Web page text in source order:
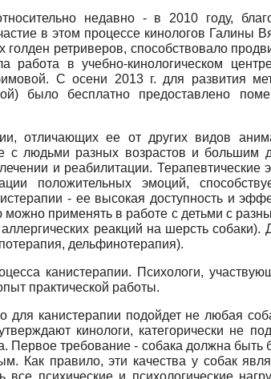
недавно - в 2010 году,
в этом процессе кинологов
ретриверов, способствовало
работа в учебно-кинологическом
С осени 2013 г. для развития
было бесплатно предоставлено
отличающих ее от других видов
с людьми разных возрастов и большим
и реабилитации.
положительных эмоций,
- ее высокая доступность и
применять в работе с детьми с
реакций на шерсть собаки).
дельфинотерапия).
канистерапии. Психологи,
практической работы.
канистерапии подойдет не любая
кинологи, категорически не
Первое требование - собака должна
Как правило, эти качества у собак
психические и психологические